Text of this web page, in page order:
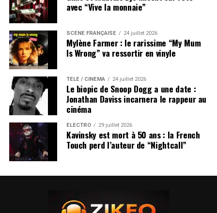
avec “Vive la monnaie”
SCÈNE FRANÇAISE 24 juillet 2026
Mylène Farmer : le rarissime “My Mum
Is Wrong” va ressortir en vinyle
TÉLÉ / CINÉMA 24 juillet 2026
Le biopic de Snoop Dogg a une date :
Jonathan Daviss incarnera le rappeur au
cinéma
ÉLECTRO 29 juillet 2026
Kavinsky est mort à 50 ans : la French
Touch perd l’auteur de “Nightcall”